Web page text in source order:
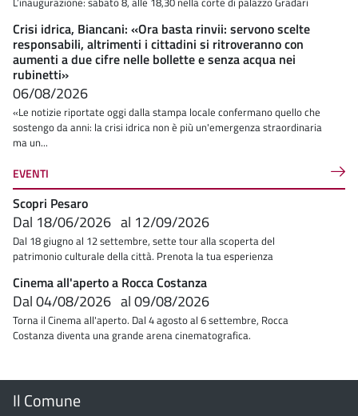
Crisi idrica, Biancani: «Ora basta rinvii: servono scelte
responsabili, altrimenti i cittadini si ritroveranno con
aumenti a due cifre nelle bollette e senza acqua nei
rubinetti»
06/08/2026
«Le notizie riportate oggi dalla stampa locale confermano quello che
sostengo da anni: la crisi idrica non è più un'emergenza straordinaria
ma un...
EVENTI
Scopri Pesaro
Dal 18/06/2026 al 12/09/2026
Dal 18 giugno al 12 settembre, sette tour alla scoperta del
patrimonio culturale della città. Prenota la tua esperienza
Cinema all'aperto a Rocca Costanza
Dal04/08/2026 al09/08/2026
Torna il Cinema all'aperto. Dal 4 agosto al 6 settembre, Rocca
Costanza diventa una grande arena cinematografica.
Menu
Il Comune